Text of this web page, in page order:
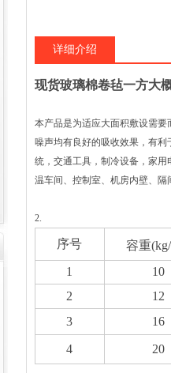
详细介绍
现货玻璃棉卷毡一方大
本产品是为适应大面积敷设需
噪声均有良好的吸收效果，有
统，交通工具，制冷设备，家
温车间、控制室、机房内壁、隔
2.
序号
容重
1
10
2
12
3
16
4 20